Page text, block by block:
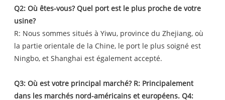
Q2: Où êtes-vous? Quel port est le plus proche de votre
usine?
R: Nous sommes situés à Yiwu, province du Zhejiang, où
la partie orientale de la Chine, le port le plus soigné est
Ningbo, et Shanghai est également accepté.
Q3: Où est votre principal marché? R: Principalement
dans les marchés nord-américains et européens. Q4: